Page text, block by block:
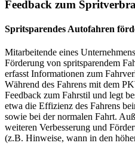
Feedback zum
Spritsparendes Autofahren
Mitarbeitende eines
Förderung von spritsparendem
erfasst Informationen zum
Während des Fahrens mit dem
Feedback zum Fahrstil und legt
etwa die Effizienz des Fahrens
sowie bei der normalen Fahrt.
weiteren Verbesserung und
(z.B. Hinweise, wann in den